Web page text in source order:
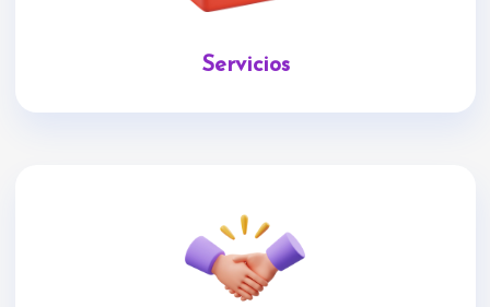
Servicios